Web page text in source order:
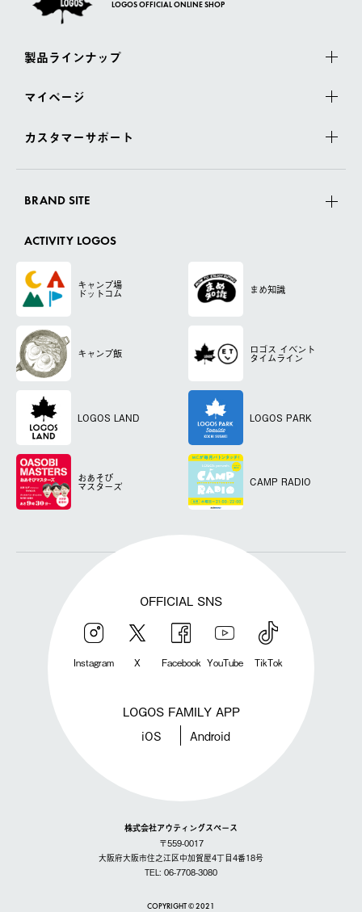
LOGOS OFFICIAL ONLINE SHOP
製品ラインナップ
マイページ
カスタマーサポート
BRAND SITE
ACTIVITY LOGOS
キャンプ場
ドットコム まめ知識
キャンプ飯 ロゴス イベント
タイムライン
LOGOS LAND LOGOS PARK
おあそび
マスターズ CAMP RADIO
OFFICIAL SNS
Instagram X Facebook YouTube TikTok
LOGOS FAMILY APP
iOS Android
株式会社アウティングスペース
〒559-0017
大阪府大阪市住之江区中加賀屋4丁目4番18号
TEL: 06-7708-3080
COPYRIGHT © 2021